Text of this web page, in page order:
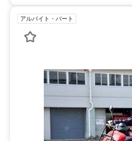
アルバイト・パート